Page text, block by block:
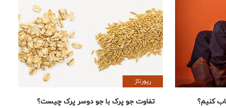
کنیم؟
رپورتاژ
تفاوت جو پرک با جو دوسر پرک چیست؟